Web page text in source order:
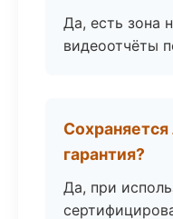
Да, есть зона
видеоотчёты
гарантия?
Да, при